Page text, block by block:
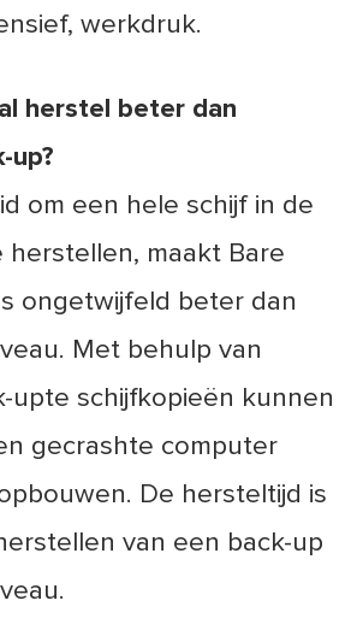
werkdruk.
herstel beter dan
up?
om een hele schijf in de
herstellen, maakt Bare
ongetwijfeld beter dan
Met behulp van
upte schijfkopieën kunnen
gecrashte computer
De hersteltijd is
van een back-up